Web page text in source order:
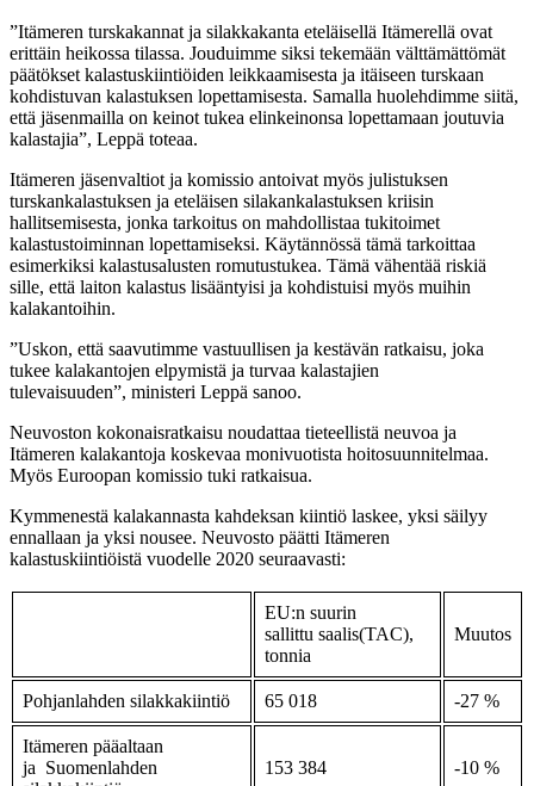
”Itämeren turskakannat ja silakkakanta eteläisellä Itämerellä ovat
erittäin heikossa tilassa. Jouduimme siksi tekemään välttämättömät
päätökset kalastuskiintiöiden leikkaamisesta ja itäiseen turskaan
kohdistuvan kalastuksen lopettamisesta. Samalla huolehdimme siitä,
että jäsenmailla on keinot tukea elinkeinonsa lopettamaan joutuvia
kalastajia”, Leppä toteaa.
Itämeren jäsenvaltiot ja komissio antoivat myös julistuksen
turskankalastuksen ja eteläisen silakankalastuksen kriisin
hallitsemisesta, jonka tarkoitus on mahdollistaa tukitoimet
kalastustoiminnan lopettamiseksi. Käytännössä tämä tarkoittaa
esimerkiksi kalastusalusten romutustukea. Tämä vähentää riskiä
sille, että laiton kalastus lisääntyisi ja kohdistuisi myös muihin
kalakantoihin.
”Uskon, että saavutimme vastuullisen ja kestävän ratkaisu, joka
tukee kalakantojen elpymistä ja turvaa kalastajien
tulevaisuuden”, ministeri Leppä sanoo.
Neuvoston kokonaisratkaisu noudattaa tieteellistä neuvoa ja
Itämeren kalakantoja koskevaa monivuotista hoitosuunnitelmaa.
Myös Euroopan komissio tuki ratkaisua.
Kymmenestä kalakannasta kahdeksan kiintiö laskee, yksi säilyy
ennallaan ja yksi nousee. Neuvosto päätti Itämeren
kalastuskiintiöistä vuodelle 2020 seuraavasti:
EU:n suurin
sallittu saalis(TAC),
tonnia
Muutos
Pohjanlahden silakkakiintiö 65 018 -27 %
Itämeren pääaltaan
ja Suomenlahden
153 384 -10 %